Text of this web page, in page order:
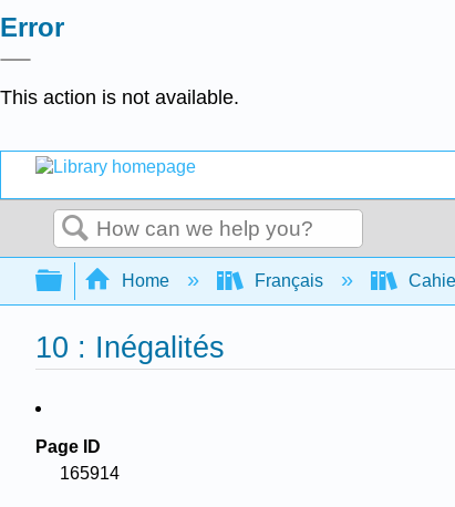
Error
This action is not available.
Search
Expand/collapse global hierarchy
Home Français
10 : Inégalités
Page ID
165914